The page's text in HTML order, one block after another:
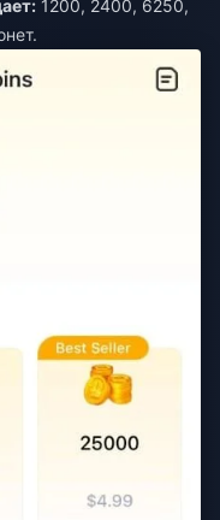
1200, 2400, 6250,